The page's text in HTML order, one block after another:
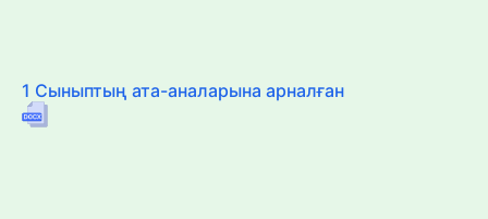
1 Сыныптың ата-аналарына арналған